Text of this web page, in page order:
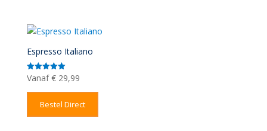
Espresso Italiano
Gewaardeerd
5.00
uit 5
Vanaf €29,99
Bestel Direct